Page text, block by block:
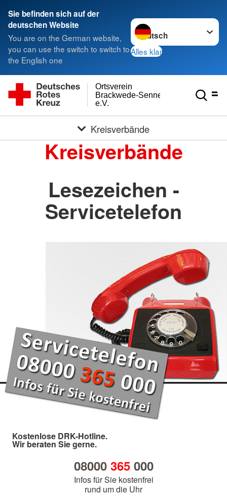
Sie befinden sich auf der
deutschen Website
You are on the German website,
you can use the switch to switch to
the English one
Sprache wechseln zu
Alles klar
e.V.
Brackwede-Senneraum
Ortsverein
Kreisverbände
Kreisverbände
Lesezeichen -
Servicetelefon
Kostenlose DRK-Hotline.
Wir beraten Sie gerne.
08000 365000
Infos für Sie kostenfrei
rund um die Uhr